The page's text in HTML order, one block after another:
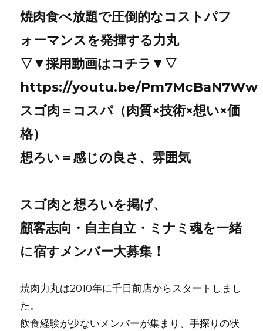
焼肉食べ放題で圧倒的なコストパフ
ォーマンスを発揮する力丸
▽▼採用動画はコチラ▼▽
https://youtu.be/Pm7McBaN7Ww
スゴ肉＝コスパ（肉質×技術×想い×価
格）
想ろい＝感じの良さ、雰囲気
スゴ肉と想ろいを掲げ、
顧客志向・自主自立・ミナミ魂を一緒
に宿すメンバー大募集！
焼⾁⼒丸は2010年に千⽇前店からスタートしまし
た。
飲⾷経験が少ないメンバーが集まり、⼿探りの状